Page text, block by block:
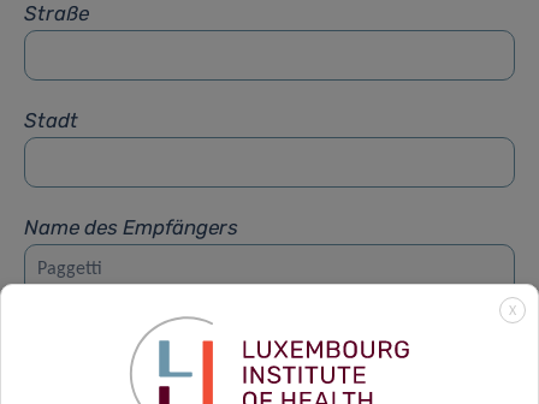
Straße
Stadt
Name des Empfängers
Vorname des Empfängers
X